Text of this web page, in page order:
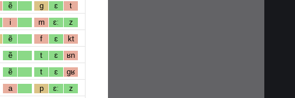
ẽ g ɛ t
i m ɛː z
ẽ f ɛ kt
ẽ t ɛ ʁn
ẽ t ɛ gʁ
a p ɛː z